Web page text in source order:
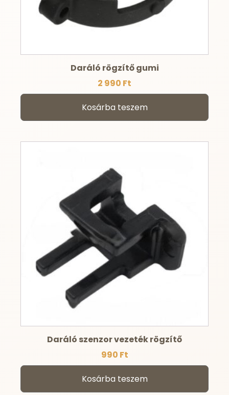
Daráló rögzítő gumi
2 990 Ft
Kosárba teszem
Daráló szenzor vezeték rögzítő
990 Ft
Kosárba teszem